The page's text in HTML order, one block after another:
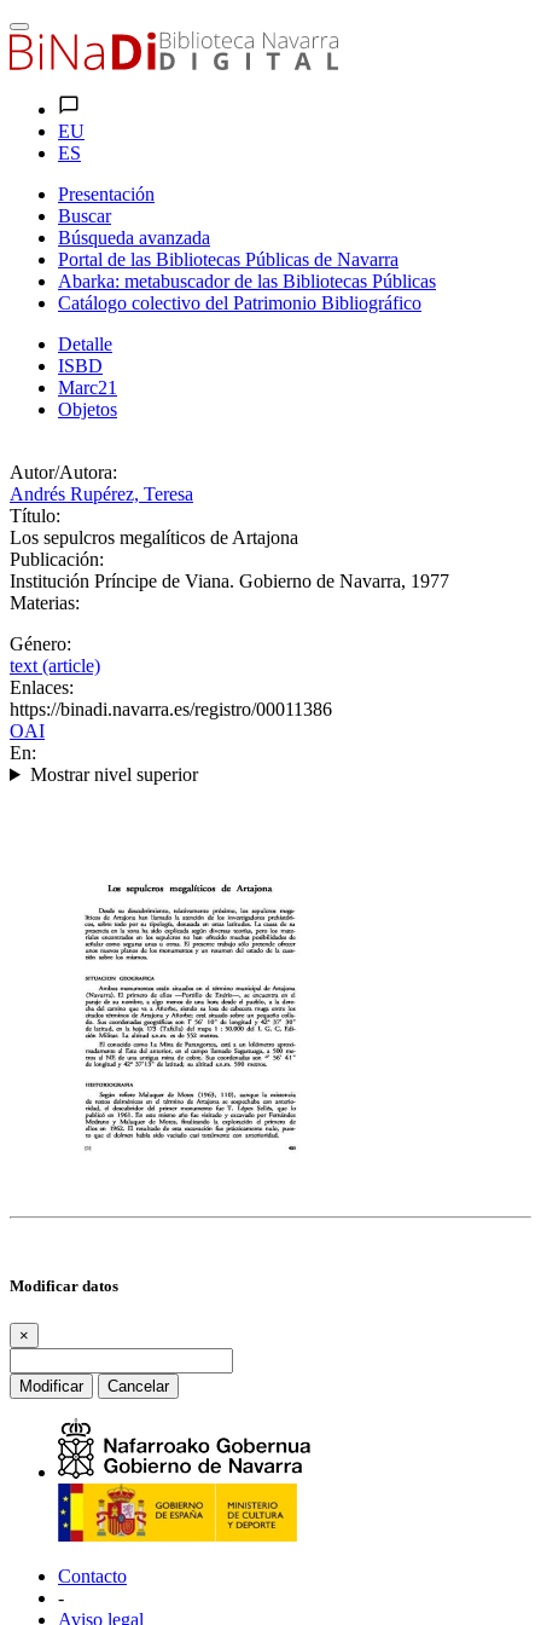
EU
ES
Presentación
Buscar
Búsqueda avanzada
Portal de las Bibliotecas Públicas de Navarra
Abarka: metabuscador de las Bibliotecas Públicas
Catálogo colectivo del Patrimonio Bibliográfico
Detalle
ISBD
Marc21
Objetos
Autor/Autora:
Andrés Rupérez, Teresa
Título:
Los sepulcros megalíticos de Artajona
Publicación:
Institución Príncipe de Viana. Gobierno de Navarra, 1977
Materias:
Género:
text (article)
Enlaces:
https://binadi.navarra.es/registro/00011386
OAI
En:
Mostrar nivel superior
Modificar datos
×
Modificar Cancelar
Contacto
-
Aviso legal